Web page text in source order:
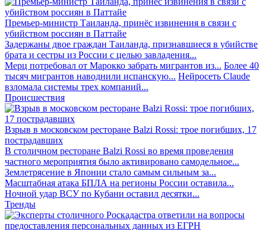
Премьер-министр Таиланда, принёс извинения в связи с
убийством россиян в Паттайе
Задержаны двое граждан Таиланда, признавшиеся в убийстве
брата и сестры из России с целью завладения...
Мерц потребовал от Марокко забрать мигрантов из... Более 40
тысяч мигрантов наводнили испанскую... Нейросеть Claude
взломала системы трех компаний...
Происшествия
Взрыв в московском ресторане Balzi Rossi: трое погибших, 17
пострадавших
В столичном ресторане Balzi Rossi во время проведения
частного мероприятия было активировано самодельное...
Землетрясение в Японии стало самым сильным за...
Масштабная атака БПЛА на регионы России оставила...
Ночной удар ВСУ по Кубани оставил десятки...
Тренды